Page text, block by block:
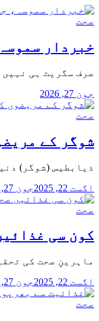
صحت
خبردار
صرف سگریٹ ہی
جون 27, 2026
صحت
شوگر کے
ذیابطیس (شوگر)
اگست 22, 2025
جون 27, 2026
صحت
کون سی
ماہرینِ صحت کی
اگست 22, 2025
جون 27, 2026
صحت